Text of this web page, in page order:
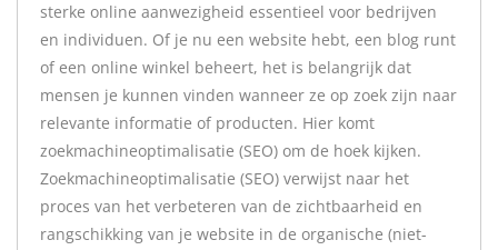
sterke online aanwezigheid essentieel voor bedrijven
en individuen. Of je nu een website hebt, een blog runt
of een online winkel beheert, het is belangrijk dat
mensen je kunnen vinden wanneer ze op zoek zijn naar
relevante informatie of producten. Hier komt
zoekmachineoptimalisatie (SEO) om de hoek kijken.
Zoekmachineoptimalisatie (SEO) verwijst naar het
proces van het verbeteren van de zichtbaarheid en
rangschikking van je website in de organische (niet-